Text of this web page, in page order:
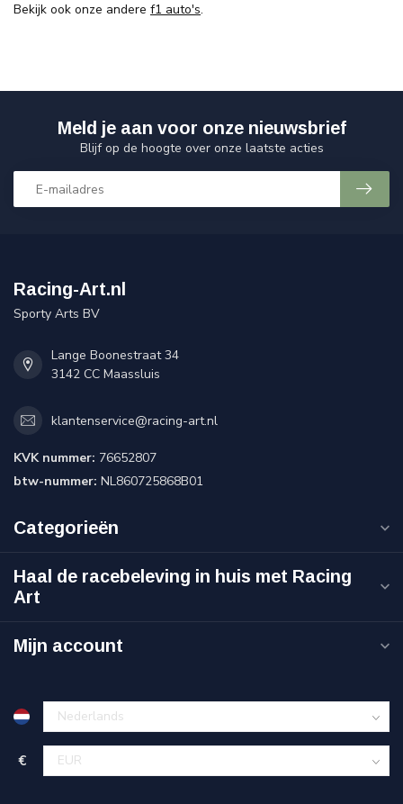
Bekijk ook onze andere f1 auto's.
Meld je aan voor onze nieuwsbrief
Blijf op de hoogte over onze laatste acties
Racing-Art.nl
Sporty Arts BV
Lange Boonestraat 34
3142 CC Maassluis
klantenservice@racing-art.nl
KVK nummer: 76652807
btw-nummer: NL860725868B01
Categorieën
Haal de racebeleving in huis met Racing
Art
Mijn account
€